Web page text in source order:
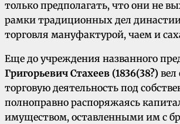
только предполагать, что они не
рамки традиционных дел
торговля мануфактурой, чаем и
Еще до учреждения названного
Григорьевич Стахеев (1836(38?)
торговую деятельность под
полноправно распоряжаясь
имуществом, оставленными им с